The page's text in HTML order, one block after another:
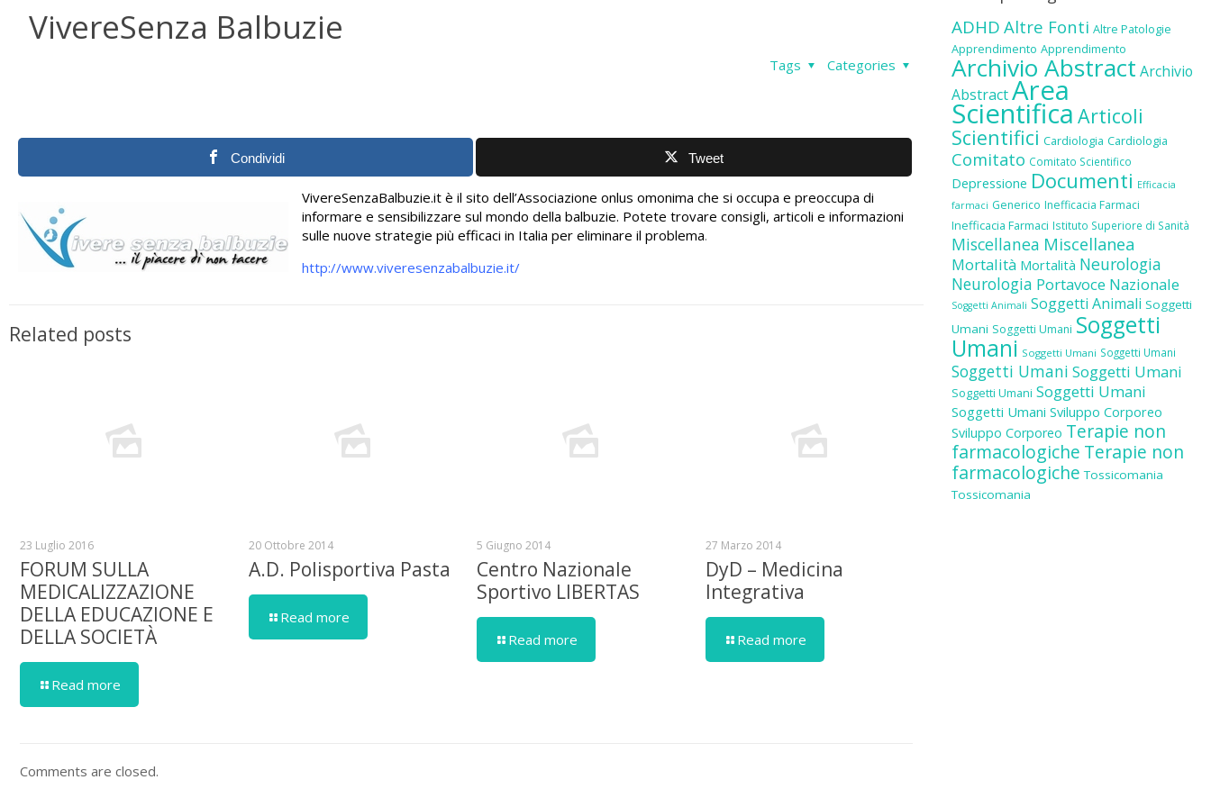
VivereSenza Balbuzie
Categories
Tags
Condividi Tweet
VivereSenzaBalbuzie.it è il sito dell’Associazione onlus omonima che si occupa e preoccupa di
informare e sensibilizzare sul mondo della balbuzie. Potete trovare consigli, articoli e informazioni
sulle nuove strategie più efficaci in Italia per eliminare il problema.
http://www.viveresenzabalbuzie.it/
Related posts
23 Luglio 2016
FORUM SULLA
MEDICALIZZAZIONE
DELLA EDUCAZIONE E
DELLA SOCIETÀ
Read more
20 Ottobre 2014
A.D. Polisportiva Pasta
Read more
5 Giugno 2014
Centro Nazionale
Sportivo LIBERTAS
Read more
27 Marzo 2014
DyD – Medicina
Integrativa
Read more
Comments are closed.
ADHD Altre Fonti Altre Patologie
Apprendimento Apprendimento
Archivio Abstract Archivio
AbstractArea
Scientifica Articoli
Scientifici Cardiologia Cardiologia
Comitato Comitato Scientifico
Depressione Documenti Efficacia
farmaci Generico Inefficacia Farmaci
Inefficacia Farmaci Istituto Superiore di Sanità
Miscellanea Miscellanea
Mortalità Mortalità Neurologia
Neurologia Portavoce Nazionale
Soggetti Animali Soggetti Animali Soggetti
Umani Soggetti Umani Soggetti
Umani Soggetti Umani Soggetti Umani
Soggetti Umani Soggetti Umani
Soggetti Umani Soggetti Umani
Soggetti Umani Sviluppo Corporeo
Sviluppo Corporeo Terapie non
farmacologiche Terapie non
farmacologiche Tossicomania
Tossicomania